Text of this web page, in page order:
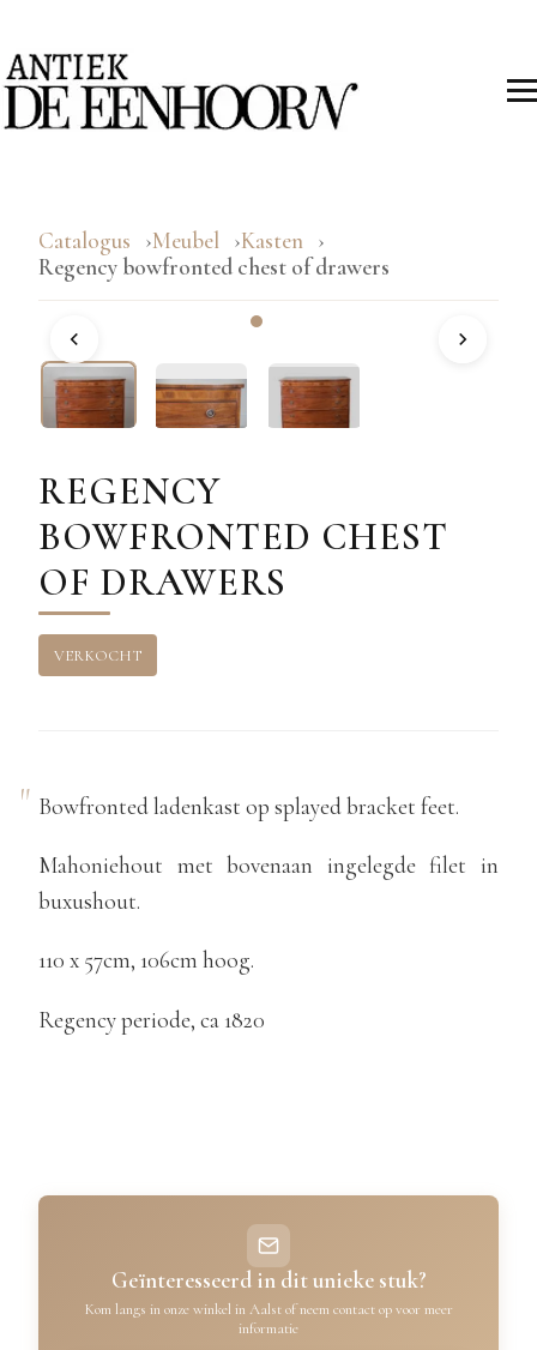
Catalogus Meubel
Kasten
Regency bowfronted chest of drawers
REGENCY
BOWFRONTED CHEST
OF DRAWERS
VERKOCHT
Bowfronted ladenkast op splayed bracket feet.
Mahoniehout met bovenaan ingelegde filet in
buxushout.
110 x 57cm, 106cm hoog.
Regency periode, ca 1820
Geïnteresseerd in dit unieke stuk?
Kom langs in onze winkel in Aalst of neem contact op voor meer
informatie